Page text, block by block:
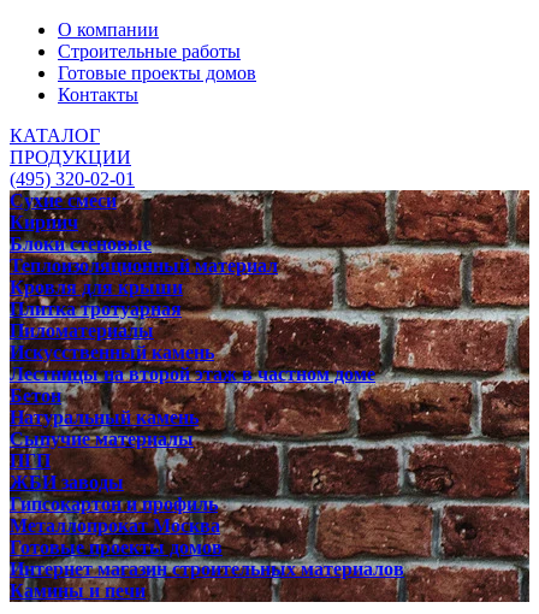
О компании
Строительные работы
Готовые проекты домов
Контакты
КАТАЛОГ
ПРОДУКЦИИ
(495) 320-02-01
Сухие смеси
Кирпич
Блоки стеновые
Теплоизоляционный материал
Кровля для крыши
Плитка тротуарная
Пиломатериалы
Искусственный камень
Лестницы на второй этаж в частном доме
Бетон
Натуральный камень
Сыпучие материалы
ПГП
ЖБИ заводы
Гипсокартон и профиль
Металлопрокат Москва
Готовые проекты домов
Интернет магазин строительных материалов
Камины и печи